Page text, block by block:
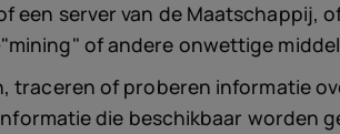
een server van de
of andere onwettige
traceren of proberen informatie
die beschikbaar worden